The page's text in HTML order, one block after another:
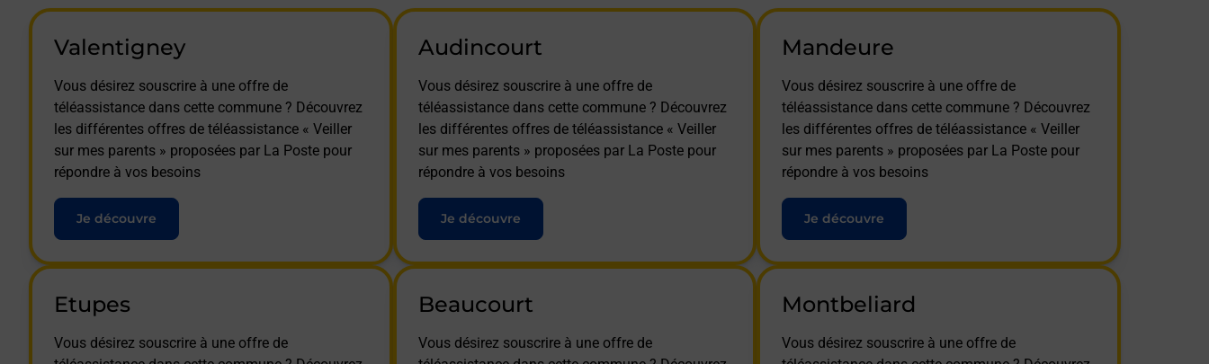
Valentigney
Vous désirez souscrire à une offre de
téléassistance dans cette commune ? Découvrez
les différentes offres de téléassistance « Veiller
sur mes parents » proposées par La Poste pour
répondre à vos besoins
Je découvre
Audincourt
Vous désirez souscrire à une offre de
téléassistance dans cette commune ? Découvrez
les différentes offres de téléassistance « Veiller
sur mes parents » proposées par La Poste pour
répondre à vos besoins
Je découvre
Mandeure
Vous désirez souscrire à une offre de
téléassistance dans cette commune ? Découvrez
les différentes offres de téléassistance « Veiller
sur mes parents » proposées par La Poste pour
répondre à vos besoins
Je découvre
Etupes
Vous désirez souscrire à une offre de
Beaucourt
Vous désirez souscrire à une offre de
Montbeliard
Vous désirez souscrire à une offre de